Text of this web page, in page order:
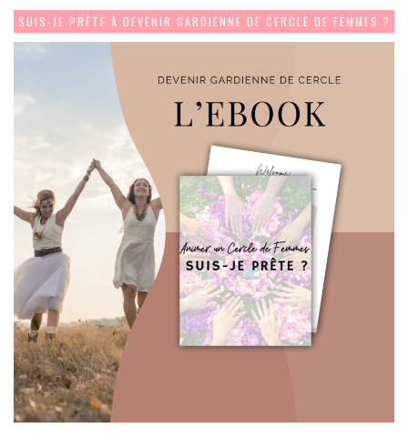
SUIS-JE PRÊTE À DEVENIR GARDIENNE DE CERCLE DE FEMMES ?